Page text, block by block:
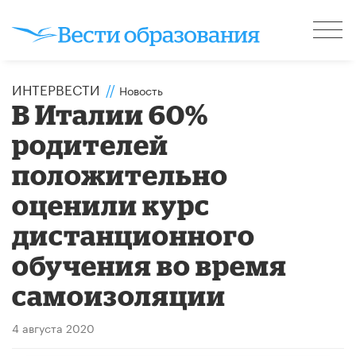
ИНТЕРВЕСТИ // Новость
В Италии 60%
родителей
положительно
оценили курс
дистанционного
обучения во время
самоизоляции
4 августа 2020